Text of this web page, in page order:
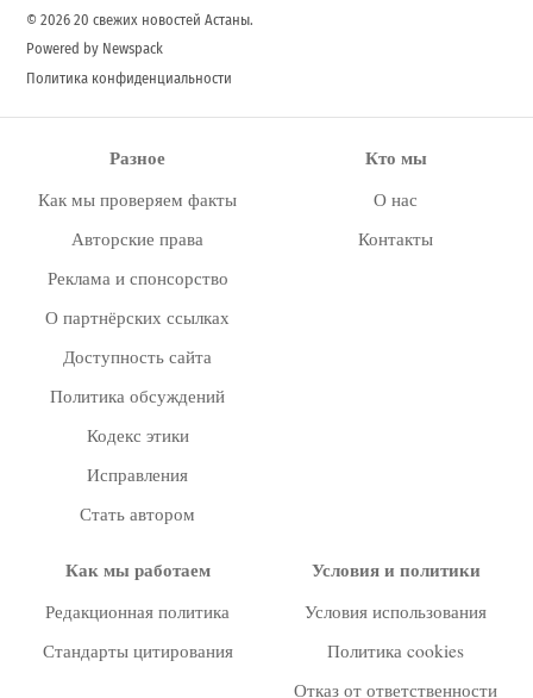
© 2026 20 свежих новостей Астаны.
Powered by Newspack
Политика конфиденциальности
Разное
Как мы проверяем факты
Авторские права
Реклама и спонсорство
О партнёрских ссылках
Доступность сайта
Политика обсуждений
Кодекс этики
Исправления
Стать автором
Кто мы
О нас
Контакты
Как мы работаем
Редакционная политика
Стандарты цитирования
Условия и политики
Условия использования
Политика cookies
Отказ от ответственности